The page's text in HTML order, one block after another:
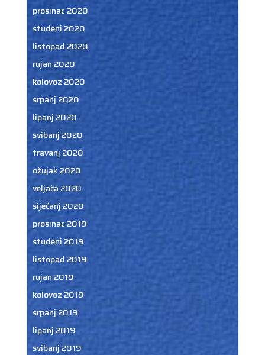
prosinac 2020
studeni 2020
listopad 2020
rujan 2020
kolovoz 2020
srpanj 2020
lipanj 2020
svibanj 2020
travanj 2020
ožujak 2020
veljača 2020
siječanj 2020
prosinac 2019
studeni 2019
listopad 2019
rujan 2019
kolovoz 2019
srpanj 2019
lipanj 2019
svibanj 2019